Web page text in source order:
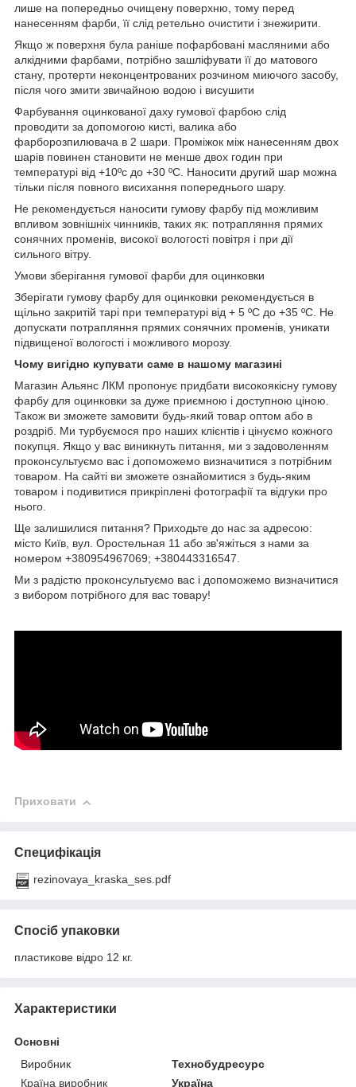
лише на попередньо очищену поверхню, тому перед
нанесенням фарби, її слід ретельно очистити і знежирити.
Якщо ж поверхня була раніше пофарбовані масляними або
алкідними фарбами, потрібно зашліфувати її до матового
стану, протерти неконцентрованих розчином миючого засобу,
після чого змити звичайною водою і висушити
Фарбування оцинкованої даху гумової фарбою слід
проводити за допомогою кисті, валика або
фарборозпилювача в 2 шари. Проміжок між нанесенням двох
шарів повинен становити не менше двох годин при
температурі від +10ºс до +30 ºС. Наносити другий шар можна
тільки після повного висихання попереднього шару.
Не рекомендується наносити гумову фарбу під можливим
впливом зовнішніх чинників, таких як: потрапляння прямих
сонячних променів, високої вологості повітря і при дії
сильного вітру.
Умови зберігання гумової фарби для оцинковки
Зберігати гумову фарбу для оцинковки рекомендується в
щільно закритій тарі при температурі від + 5 ºС до +35 ºС. Не
допускати потрапляння прямих сонячних променів, уникати
підвищеної вологості і можливого морозу.
Чому вигідно купувати саме в нашому магазині
Магазин Альянс ЛКМ пропонує придбати високоякісну гумову
фарбу для оцинковки за дуже приємною і доступною ціною.
Також ви зможете замовити будь-який товар оптом або в
роздріб. Ми турбуємося про наших клієнтів і цінуємо кожного
покупця. Якщо у вас виникнуть питання, ми з задоволенням
проконсультуємо вас і допоможемо визначитися з потрібним
товаром. На сайті ви зможете ознайомитися з будь-яким
товаром і подивитися прикріплені фотографії та відгуки про
нього.
Ще залишилися питання? Приходьте до нас за адресою:
місто Київ, вул. Оростельная 11 або зв'яжіться з нами за
номером +380954967069; +380443316547.
Ми з радістю проконсультуємо вас і допоможемо визначитися
з вибором потрібного для вас товару!
Приховати
Специфікація
rezinovaya_kraska_ses.pdf
Спосіб упаковки
пластикове відро 12 кг.
Характеристики
Основні
Виробник
Технобудресурс
Країна виробник
Україна